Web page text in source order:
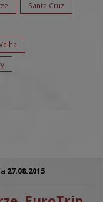
Santa Cruz
27.08.2015